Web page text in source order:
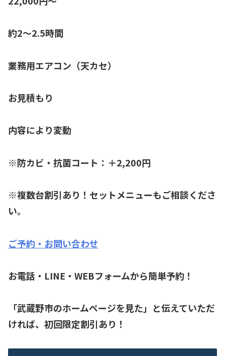
約2〜2.5時間
業務用エアコン（天カセ）
お見積もり
内容により変動
※防カビ・抗菌コート：＋2,200円
※複数台割引あり！セットメニューもご相談くださ
い。
ご予約・お問い合わせ
お電話・LINE・WEBフォームから簡単予約！
「武蔵野市のホームページを見た」と伝えていただ
ければ、初回限定割引あり！